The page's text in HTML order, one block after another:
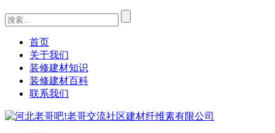
首页
关于我们
装修建材知识
装修建材百科
联系我们